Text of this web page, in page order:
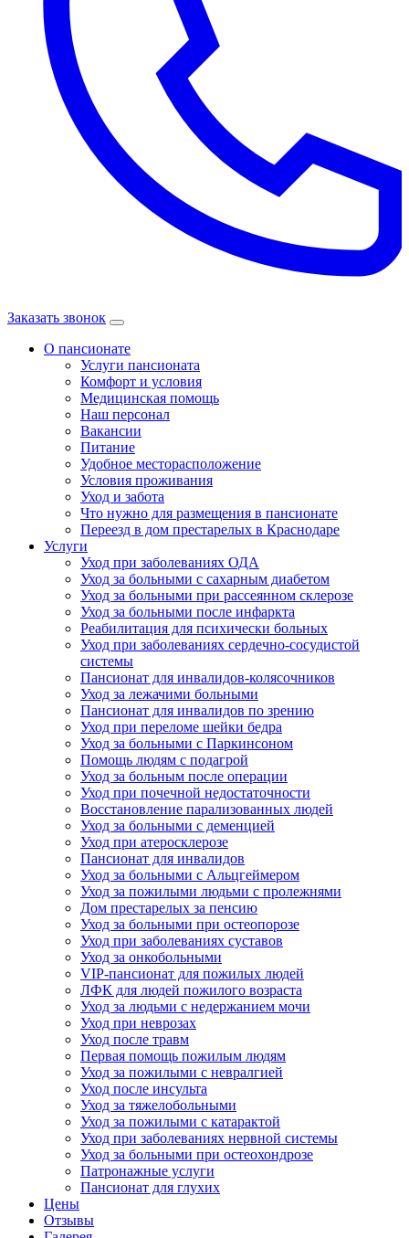
Заказать звонок
О пансионате
Услуги пансионата
Комфорт и условия
Медицинская помощь
Наш персонал
Вакансии
Питание
Удобное месторасположение
Условия проживания
Уход и забота
Что нужно для размещения в пансионате
Переезд в дом престарелых в Краснодаре
Услуги
Уход при заболеваниях ОДА
Уход за больными с сахарным диабетом
Уход за больными при рассеянном склерозе
Уход за больными после инфаркта
Реабилитация для психически больных
Уход при заболеваниях сердечно-сосудистой
системы
Пансионат для инвалидов-колясочников
Уход за лежачими больными
Пансионат для инвалидов по зрению
Уход при переломе шейки бедра
Уход за больными с Паркинсоном
Помощь людям с подагрой
Уход за больным после операции
Уход при почечной недостаточности
Восстановление парализованных людей
Уход за больными с деменцией
Уход при атеросклерозе
Пансионат для инвалидов
Уход за больными с Альцгеймером
Уход за пожилыми людьми с пролежнями
Дом престарелых за пенсию
Уход за больными при остеопорозе
Уход при заболеваниях суставов
Уход за онкобольными
VIP-пансионат для пожилых людей
ЛФК для людей пожилого возраста
Уход за людьми с недержанием мочи
Уход при неврозах
Уход после травм
Первая помощь пожилым людям
Уход за пожилыми с невралгией
Уход после инсульта
Уход за тяжелобольными
Уход за пожилыми с катарактой
Уход при заболеваниях нервной системы
Уход за больными при остеохондрозе
Патронажные услуги
Пансионат для глухих
Цены
Отзывы